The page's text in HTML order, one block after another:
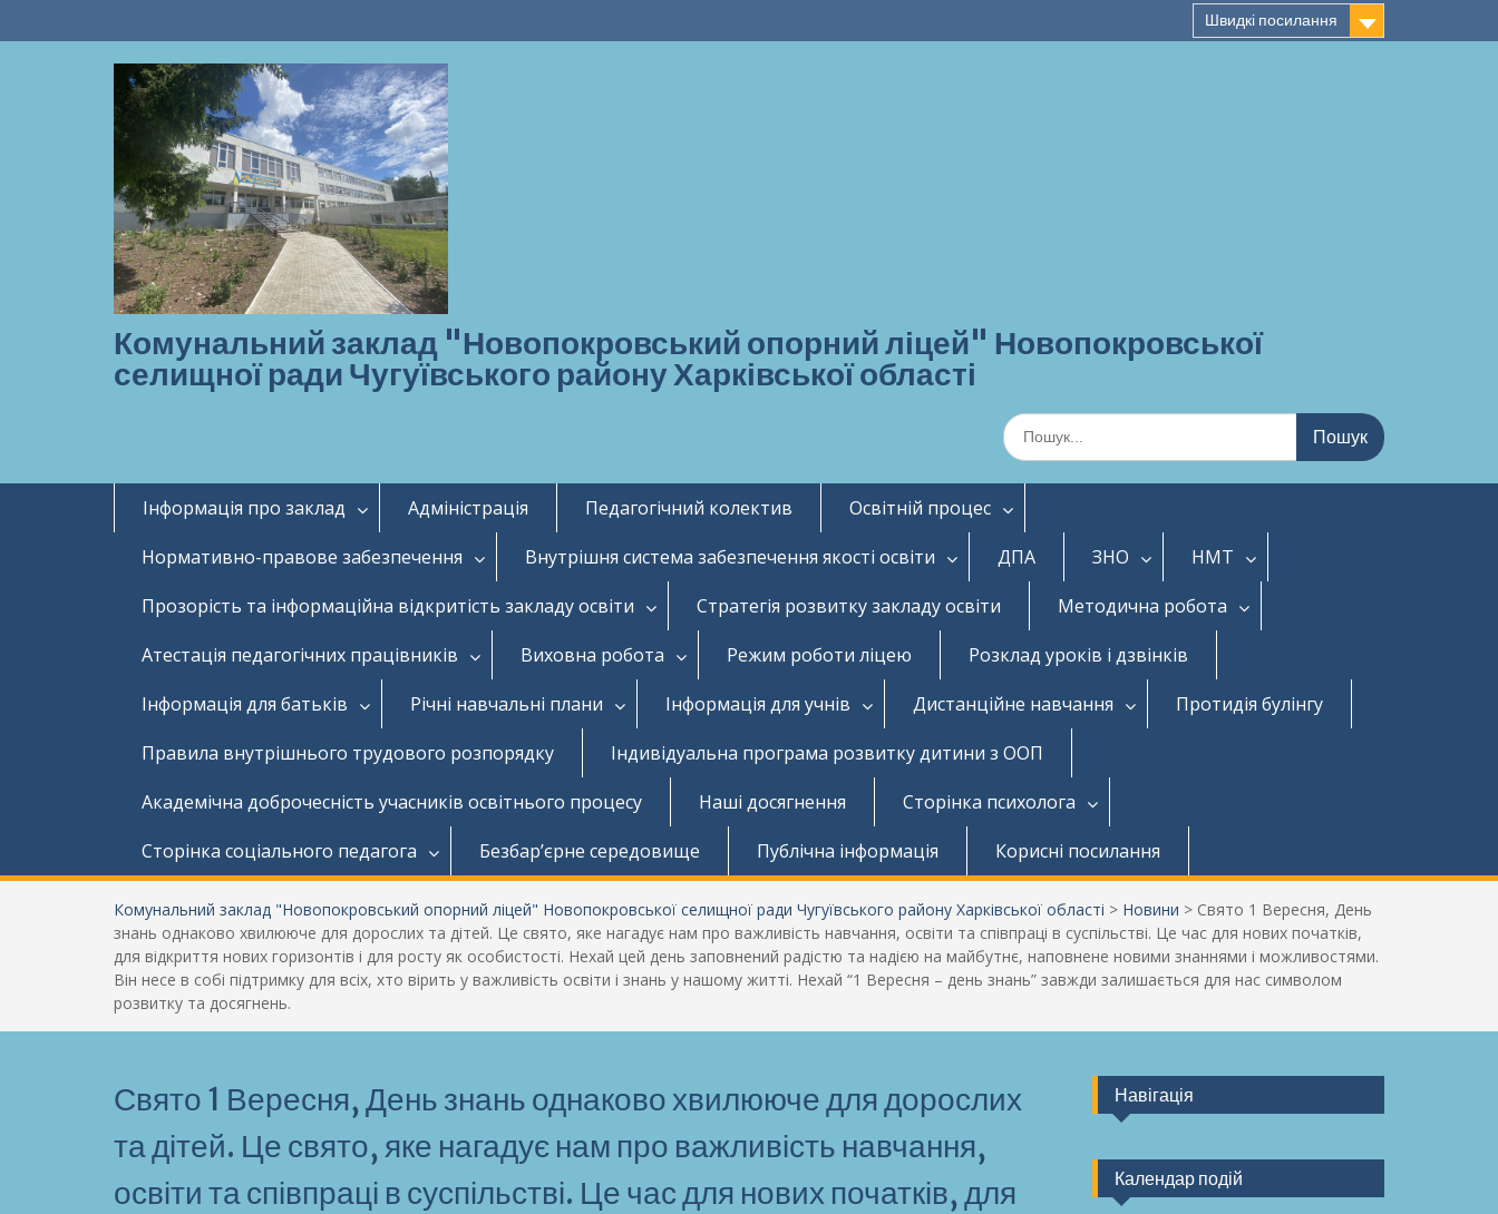
Швидкі посилання
Комунальний заклад "Новопокровський опорний ліцей" Новопокровської
селищної ради Чугуївського району Харківської області
Шукати:
Інформація про заклад Адміністрація Педагогічний колектив
Освітній процес
Нормативно-правове забезпечення
Внутрішня система забезпечення якості освіти ДПА ЗНО
НМТ
Прозорість та інформаційна відкритість закладу освіти
Стратегія розвитку закладу освіти
Методична робота
Атестація педагогічних працівників
Виховна робота Режим роботи ліцею
Розклад уроків і дзвінків
Інформація для батьків
Річні навчальні плани Інформація для учнів Дистанційне навчання
Протидія булінгу
Правила внутрішнього трудового розпорядку
Індивідуальна програма розвитку дитини з ООП
Академічна доброчесність учасників освітнього процесу
Наші досягнення
Сторінка психолога
Сторінка соціального педагога
Безбар’єрне середовище Публічна інформація Корисні посилання
Комунальний заклад "Новопокровський опорний ліцей" Новопокровської селищної ради Чугуївського району Харківської області > Новини > Свято 1 Вересня, День
знань однаково хвилююче для дорослих та дітей. Це свято, яке нагадує нам про важливість навчання, освіти та співпраці в суспільстві. Це час для нових початків,
для відкриття нових горизонтів і для росту як особистості. Нехай цей день заповнений радістю та надією на майбутнє, наповнене новими знаннями і можливостями.
Він несе в собі підтримку для всіх, хто вірить у важливість освіти і знань у нашому житті. Нехай “1 Вересня – день знань” завжди залишається для нас символом
розвитку та досягнень.
Свято 1 Вересня, День знань однаково хвилююче для дорослих
та дітей. Це свято, яке нагадує нам про важливість навчання,
освіти та співпраці в суспільстві. Це час для нових початків, для
Навігація
Календар подій